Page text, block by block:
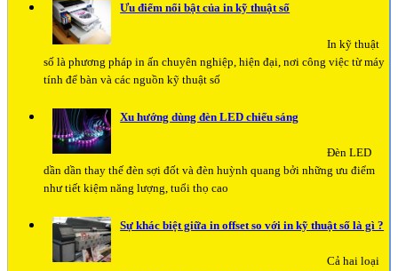
Ưu điểm nổi bật của in kỹ thuật số
In kỹ thuật
số là phương pháp in ấn chuyên nghiệp, hiện đại, nơi công việc từ máy
tính để bàn và các nguồn kỹ thuật số
Xu hướng dùng đèn LED chiếu sáng
Đèn LED
dần dần thay thế đèn sợi đốt và đèn huỳnh quang bởi những ưu điểm
như tiết kiệm năng lượng, tuổi thọ cao
Sự khác biệt giữa in offset so với in kỹ thuật số là gì ?
Cả hai loại